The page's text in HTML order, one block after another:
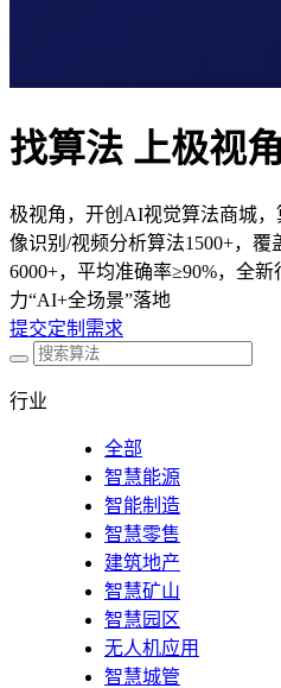
找算法 上极视角
极视角，开创AI视觉算法商城
像识别/视频分析算法1500+，覆
6000+，平均准确率≥90%，全
力“AI+全场景”落地
提交定制需求
行业
全部
智慧能源
智能制造
智慧零售
建筑地产
智慧矿山
智慧园区
无人机应用
智慧城管